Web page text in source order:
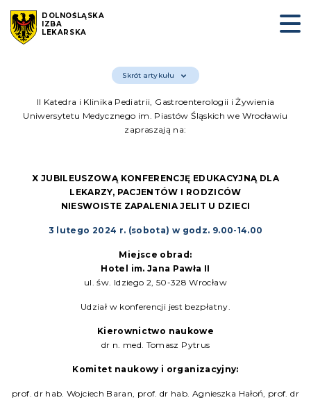
DOLNOŚLĄSKA
IZBA
LEKARSKA
Skrót artykułu
II Katedra i Klinika Pediatrii, Gastroenterologii i Żywienia
Uniwersytetu Medycznego im. Piastów Śląskich we Wrocławiu
zapraszają na:
X JUBILEUSZOWĄ KONFERENCJĘ EDUKACYJNĄ DLA
LEKARZY, PACJENTÓW I RODZICÓW
NIESWOISTE ZAPALENIA JELIT U DZIECI
3 lutego 2024 r. (sobota) w godz. 9.00-14.00
Miejsce obrad:
Hotel im. Jana Pawła II
ul. św. Idziego 2, 50-328 Wrocław
Udział w konferencji jest bezpłatny.
Kierownictwo naukowe
dr n. med. Tomasz Pytrus
Komitet naukowy i organizacyjny:
prof. dr hab. Wojciech Baran, prof. dr hab. Agnieszka Hałoń, prof. dr